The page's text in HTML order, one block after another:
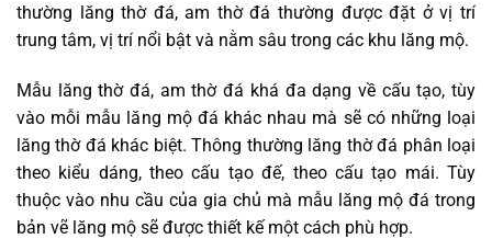
thường lăng thờ đá, am thờ đá thường được đặt ở vị trí
trung tâm, vị trí nổi bật và nằm sâu trong các khu lăng mộ.
Mẫu lăng thờ đá, am thờ đá khá đa dạng về cấu tạo, tùy
vào mỗi mẫu lăng mộ đá khác nhau mà sẽ có những loại
lăng thờ đá khác biệt. Thông thường lăng thờ đá phân loại
theo kiểu dáng, theo cấu tạo đế, theo cấu tạo mái. Tùy
thuộc vào nhu cầu của gia chủ mà mẫu lăng mộ đá trong
bản vẽ lăng mộ sẽ được thiết kế một cách phù hợp.